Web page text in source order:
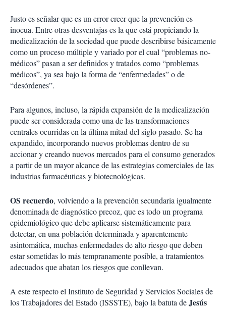
Justo es señalar que es un error creer que la prevención es
inocua. Entre otras desventajas es la que está propiciando la
medicalización de la sociedad que puede describirse básicamente
como un proceso múltiple y variado por el cual “problemas no-
médicos” pasan a ser definidos y tratados como “problemas
médicos”, ya sea bajo la forma de “enfermedades” o de
“desórdenes”.
Para algunos, incluso, la rápida expansión de la medicalización
puede ser considerada como una de las transformaciones
centrales ocurridas en la última mitad del siglo pasado. Se ha
expandido, incorporando nuevos problemas dentro de su
accionar y creando nuevos mercados para el consumo generados
a partir de un mayor alcance de las estrategias comerciales de las
industrias farmacéuticas y biotecnológicas.
OS recuerdo, volviendo a la prevención secundaria igualmente
denominada de diagnóstico precoz, que es todo un programa
epidemiológico que debe aplicarse sistemáticamente para
detectar, en una población determinada y aparentemente
asintomática, muchas enfermedades de alto riesgo que deben
estar sometidas lo más tempranamente posible, a tratamientos
adecuados que abatan los riesgos que conllevan.
A este respecto el Instituto de Seguridad y Servicios Sociales de
los Trabajadores del Estado (ISSSTE), bajo la batuta deJesús